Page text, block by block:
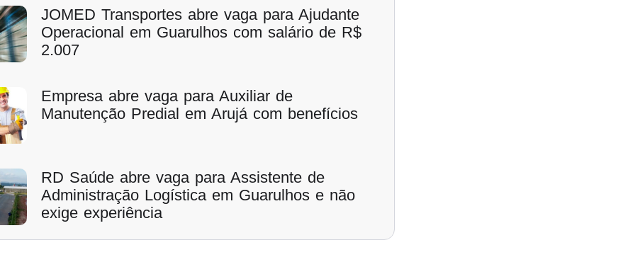
JOMED Transportes abre vaga para Ajudante
Operacional em Guarulhos com salário de R$
2.007
Empresa abre vaga para Auxiliar de
Manutenção Predial em Arujá com benefícios
RD Saúde abre vaga para Assistente de
Administração Logística em Guarulhos e não
exige experiência